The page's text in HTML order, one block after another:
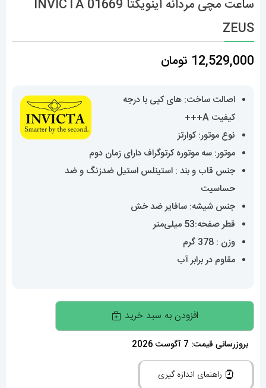
ساعت مچی مردانه اینویکتا 01669 INVICTA
ZEUS
12,529,000 تومان
اصالت ساخت: های کپی با درجه
کیفیت A+++
نوع موتور: کوارتز
موتور: سه موتوره کرتوگراف دارای زمان دوم
جنس قاب و بند : استینلس استیل ضدزنگ و ضد
حساسیت
جنس شیشه: سافایر ضد خش
قطر صفحه:53 میلی‌متر
وزن : 378 گرم
مقاوم در برابر آب
ساعت
مچی
مردانه
اینویکتا
01669
افزودن به سبد خرید
بروزرسانی قیمت: 7 آگوست 2026
راهنمای اندازه گیری